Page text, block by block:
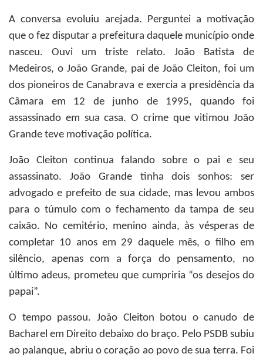
A conversa evoluiu arejada. Perguntei a motivação
que o fez disputar a prefeitura daquele município onde
nasceu. Ouvi um triste relato. João Batista de
Medeiros, o João Grande, pai de João Cleiton, foi um
dos pioneiros de Canabrava e exercia a presidência da
Câmara em 12 de junho de 1995, quando foi
assassinado em sua casa. O crime que vitimou João
Grande teve motivação política.
João Cleiton continua falando sobre o pai e seu
assassinato. João Grande tinha dois sonhos: ser
advogado e prefeito de sua cidade, mas levou ambos
para o túmulo com o fechamento da tampa de seu
caixão. No cemitério, menino ainda, às vésperas de
completar 10 anos em 29 daquele mês, o filho em
silêncio, apenas com a força do pensamento, no
último adeus, prometeu que cumpriria “os desejos do
papai”.
O tempo passou. João Cleiton botou o canudo de
Bacharel em Direito debaixo do braço. Pelo PSDB subiu
ao palanque, abriu o coração ao povo de sua terra. Foi